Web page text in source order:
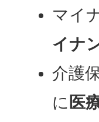
マイ
イナ
介護
に 医